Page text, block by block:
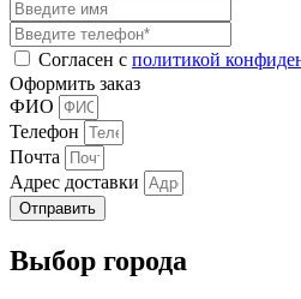
Согласен с политикой
Оформить заказ
ФИО
Телефон
Почта
Адрес доставки
Отправить
Выбор города